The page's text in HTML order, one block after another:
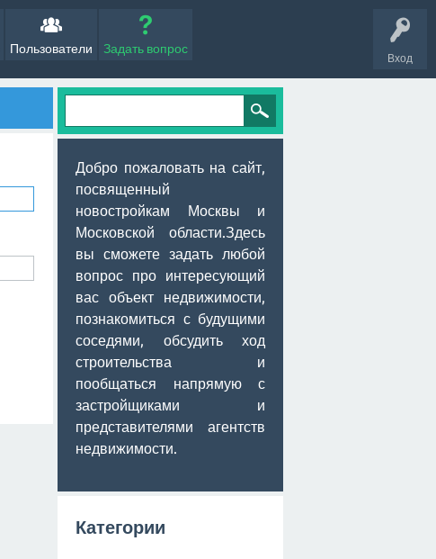
Вход
Пользователи Задать вопрос
Добро пожаловать на сайт,
посвященный
новостройкам Москвы и
Московской области.Здесь
вы сможете задать любой
вопрос про интересующий
вас объект недвижимости,
познакомиться с будущими
соседями, обсудить ход
строительства и
пообщаться напрямую с
застройщиками и
представителями агентств
недвижимости.
Категории